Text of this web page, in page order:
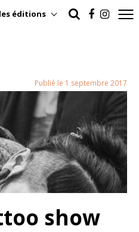
éditions
Publié le 1 septembre 2017
show